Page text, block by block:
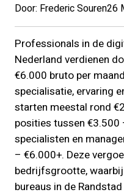
Door: Frederic Souren26
Professionals in de
Nederland verdienen
€6.000 bruto per
specialisatie, ervaring
starten meestal rond
posities tussen
specialisten en
– €6.000+. Deze
bedrijfsgrootte,
bureaus in de